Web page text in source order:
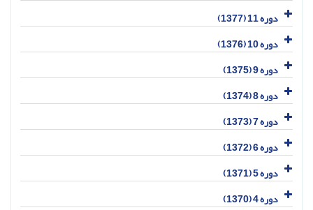
دوره 11 (1377)
دوره 10 (1376)
دوره 9 (1375)
دوره 8 (1374)
دوره 7 (1373)
دوره 6 (1372)
دوره 5 (1371)
دوره 4 (1370)